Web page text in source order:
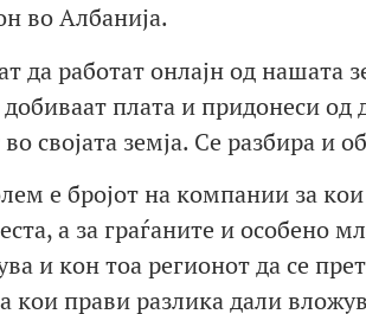
во Албанија.
работат онлајн од нашата
плата и придонеси од
својата земја. Се разбира и
е бројот на компании за
а за граѓаните и особено
и кон тоа регионот да се
кои прави разлика дали